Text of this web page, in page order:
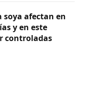
soya afectan en
y en este
controladas